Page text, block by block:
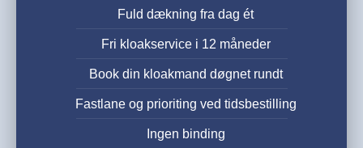
Fuld dækning fra dag ét
Fri kloakservice i 12 måneder
Book din kloakmand døgnet rundt
Fastlane og prioriting ved tidsbestilling
Ingen binding